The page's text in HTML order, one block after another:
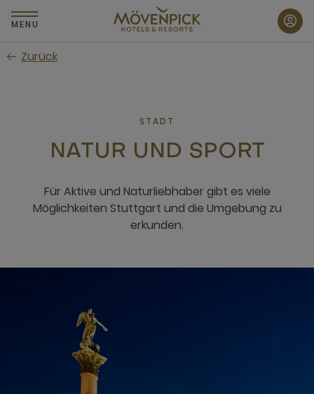
Zum
Hauptinhalt
MENU
Zurück
STADT
NATUR UND SPORT
Für Aktive und Naturliebhaber gibt es viele
Möglichkeiten Stuttgart und die Umgebung zu
erkunden.